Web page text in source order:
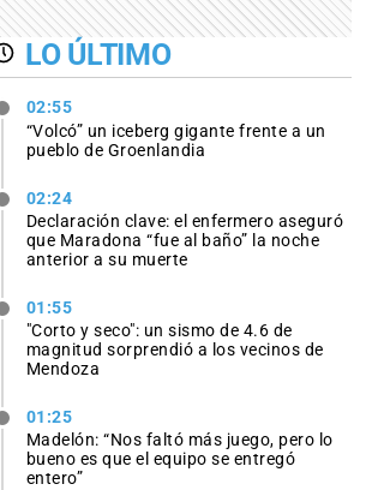
LO ÚLTIMO
02:55
“Volcó” un iceberg gigante frente a un
pueblo de Groenlandia
02:24
Declaración clave: el enfermero aseguró
que Maradona “fue al baño” la noche
anterior a su muerte
01:55
"Corto y seco": un sismo de 4.6 de
magnitud sorprendió a los vecinos de
Mendoza
01:25
Madelón: “Nos faltó más juego, pero lo
bueno es que el equipo se entregó
entero”